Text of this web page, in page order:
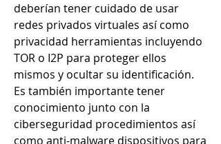
deberían tener cuidado de usar
redes privados virtuales así como
privacidad herramientas incluyendo
TOR o I2P para proteger ellos
mismos y ocultar su identificación.
Es también importante tener
conocimiento junto con la
ciberseguridad procedimientos así
como anti-malware dispositivos para